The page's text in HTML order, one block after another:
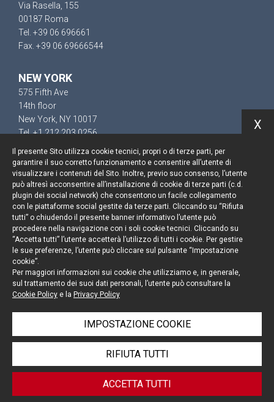
Via Rasella, 155
00187 Roma
Tel. +39 06 696661
Fax. +39 06 69666544
NEW YORK
575 Fifth Ave
14th floor
New York, NY 10017
Tel. +1 212 203 0256
Resta aggiornato
Cookie policy
Informativa privacy
Note legali
Credits
© Portolano Cavallo Studio Legale 2026, all rights
reserved
P. IVA 06794491008
Il presente Sito utilizza cookie tecnici, propri o di terze parti, per
garantire il suo corretto funzionamento e consentire all’utente di
visualizzare i contenuti del Sito. Inoltre, previo suo consenso, l’utente
può altresì acconsentire all’installazione di cookie di terze parti (c.d.
plugin dei social network) che consentono un facile collegamento
con le piattaforme social gestite da terze parti. Cliccando su “Rifiuta
tutti” o chiudendo il presente banner informativo l’utente può
procedere nella navigazione con i soli cookie tecnici. Cliccando su
“Accetta tutti” l’utente accetterà l’utilizzo di tutti i cookie. Per gestire
le sue preferenze, l’utente può cliccare sul pulsante “Impostazione
cookie”.
Per maggiori informazioni sui cookie che utilizziamo e, in generale,
sul trattamento dei suoi dati personali, l’utente può consultare la
Cookie Policy e la Privacy Policy
IMPOSTAZIONE COOKIE
RIFIUTA TUTTI
ACCETTA TUTTI
X